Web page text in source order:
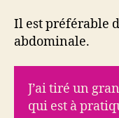
Il est préférable
abdominale.
J’ai tiré un
qui est à